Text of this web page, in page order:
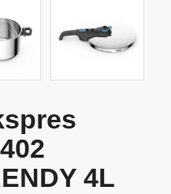
4L